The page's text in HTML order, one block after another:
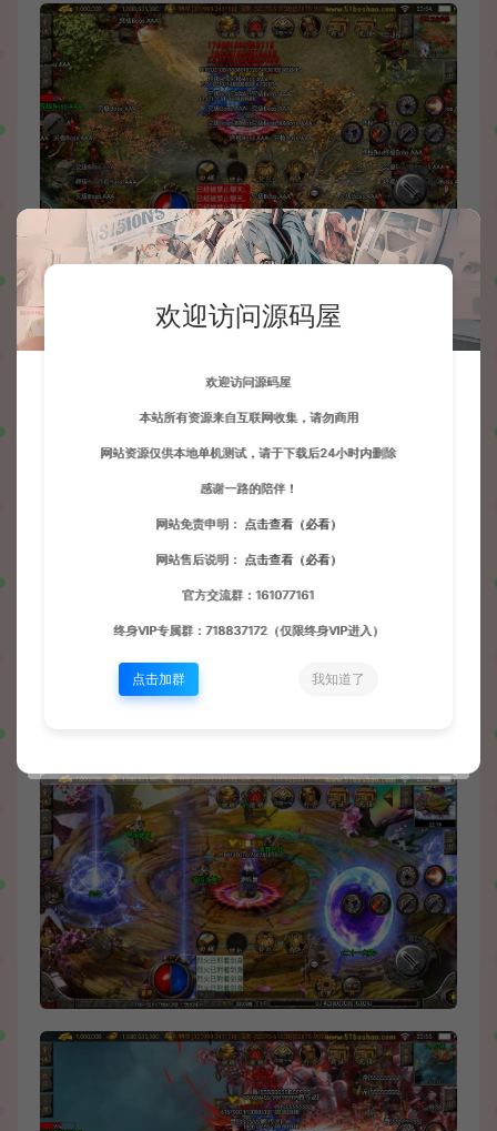
欢迎访问源码屋
欢迎访问源码屋
本站所有资源来自互联网收集，请勿商用
网站资源仅供本地单机测试，请于下载后24小时内删除
感谢一路的陪伴！
网站免责申明： 点击查看（必看）
网站售后说明： 点击查看（必看）
官方交流群：161077161
终身VIP专属群：718837172（仅限终身VIP进入）
点击加群 我知道了